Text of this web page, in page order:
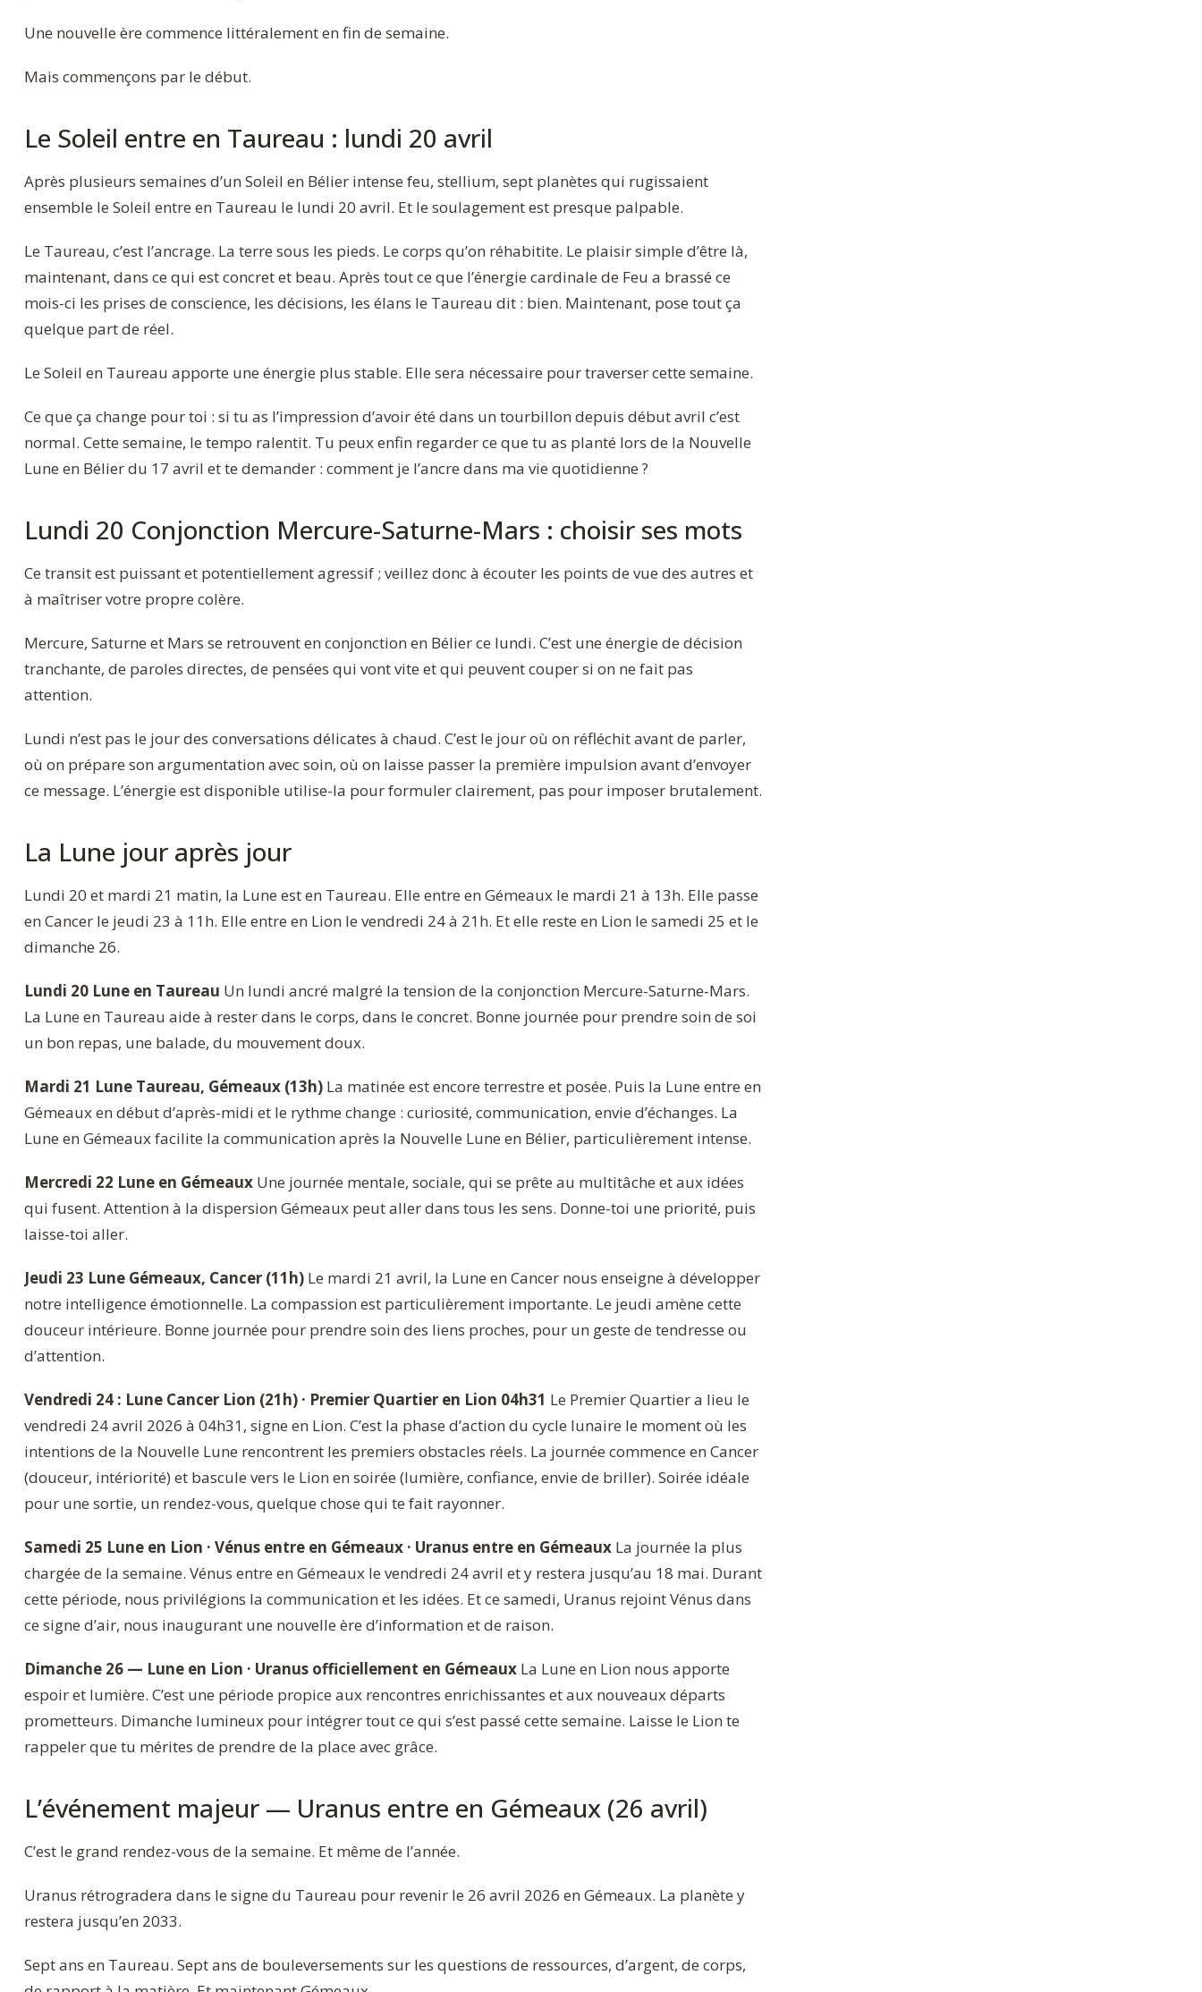
Une nouvelle ère commence littéralement en fin de semaine.
Mais commençons par le début.
Le Soleil entre en Taureau : lundi 20 avril
Après plusieurs semaines d’un Soleil en Bélier intense feu, stellium, sept planètes qui rugissaient
ensemble le Soleil entre en Taureau le lundi 20 avril. Et le soulagement est presque palpable.
Le Taureau, c’est l’ancrage. La terre sous les pieds. Le corps qu’on réhabitite. Le plaisir simple d’être là,
maintenant, dans ce qui est concret et beau. Après tout ce que l’énergie cardinale de Feu a brassé ce
mois-ci les prises de conscience, les décisions, les élans le Taureau dit : bien. Maintenant, pose tout ça
quelque part de réel.
Le Soleil en Taureau apporte une énergie plus stable. Elle sera nécessaire pour traverser cette semaine.
Ce que ça change pour toi : si tu as l’impression d’avoir été dans un tourbillon depuis début avril c’est
normal. Cette semaine, le tempo ralentit. Tu peux enfin regarder ce que tu as planté lors de la Nouvelle
Lune en Bélier du 17 avril et te demander : comment je l’ancre dans ma vie quotidienne ?
Lundi 20 Conjonction Mercure-Saturne-Mars : choisir ses mots
Ce transit est puissant et potentiellement agressif ; veillez donc à écouter les points de vue des autres et
à maîtriser votre propre colère.
Mercure, Saturne et Mars se retrouvent en conjonction en Bélier ce lundi. C’est une énergie de décision
tranchante, de paroles directes, de pensées qui vont vite et qui peuvent couper si on ne fait pas
attention.
Lundi n’est pas le jour des conversations délicates à chaud. C’est le jour où on réfléchit avant de parler,
où on prépare son argumentation avec soin, où on laisse passer la première impulsion avant d’envoyer
ce message. L’énergie est disponible utilise-la pour formuler clairement, pas pour imposer brutalement.
La Lune jour après jour
Lundi 20 et mardi 21 matin, la Lune est en Taureau. Elle entre en Gémeaux le mardi 21 à 13h. Elle passe
en Cancer le jeudi 23 à 11h. Elle entre en Lion le vendredi 24 à 21h. Et elle reste en Lion le samedi 25 et le
dimanche 26.
Lundi 20 Lune en Taureau Un lundi ancré malgré la tension de la conjonction Mercure-Saturne-Mars.
La Lune en Taureau aide à rester dans le corps, dans le concret. Bonne journée pour prendre soin de soi
un bon repas, une balade, du mouvement doux.
Mardi 21 Lune Taureau, Gémeaux (13h) La matinée est encore terrestre et posée. Puis la Lune entre en
Gémeaux en début d’après-midi et le rythme change : curiosité, communication, envie d’échanges. La
Lune en Gémeaux facilite la communication après la Nouvelle Lune en Bélier, particulièrement intense.
Mercredi 22 Lune en Gémeaux Une journée mentale, sociale, qui se prête au multitâche et aux idées
qui fusent. Attention à la dispersion Gémeaux peut aller dans tous les sens. Donne-toi une priorité, puis
laisse-toi aller.
Jeudi 23 Lune Gémeaux, Cancer (11h) Le mardi 21 avril, la Lune en Cancer nous enseigne à développer
notre intelligence émotionnelle. La compassion est particulièrement importante. Le jeudi amène cette
douceur intérieure. Bonne journée pour prendre soin des liens proches, pour un geste de tendresse ou
d’attention.
Vendredi 24 : Lune Cancer Lion (21h) · Premier Quartier en Lion 04h31 Le Premier Quartier a lieu le
vendredi 24 avril 2026 à 04h31, signe en Lion. C’est la phase d’action du cycle lunaire le moment où les
intentions de la Nouvelle Lune rencontrent les premiers obstacles réels. La journée commence en Cancer
(douceur, intériorité) et bascule vers le Lion en soirée (lumière, confiance, envie de briller). Soirée idéale
pour une sortie, un rendez-vous, quelque chose qui te fait rayonner.
Samedi 25 Lune en Lion · Vénus entre en Gémeaux · Uranus entre en Gémeaux La journée la plus
chargée de la semaine. Vénus entre en Gémeaux le vendredi 24 avril et y restera jusqu’au 18 mai. Durant
cette période, nous privilégions la communication et les idées. Et ce samedi, Uranus rejoint Vénus dans
ce signe d’air, nous inaugurant une nouvelle ère d’information et de raison.
Dimanche 26 — Lune en Lion · Uranus officiellement en Gémeaux La Lune en Lion nous apporte
espoir et lumière. C’est une période propice aux rencontres enrichissantes et aux nouveaux départs
prometteurs. Dimanche lumineux pour intégrer tout ce qui s’est passé cette semaine. Laisse le Lion te
rappeler que tu mérites de prendre de la place avec grâce.
L’événement majeur — Uranus entre en Gémeaux (26 avril)
C’est le grand rendez-vous de la semaine. Et même de l’année.
Uranus rétrogradera dans le signe du Taureau pour revenir le 26 avril 2026 en Gémeaux. La planète y
restera jusqu’en 2033.
Sept ans en Taureau. Sept ans de bouleversements sur les questions de ressources, d’argent, de corps,